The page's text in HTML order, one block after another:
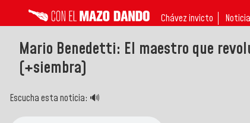
Chávez invicto
Mario Benedetti: El maestro que
(+siembra)
Escucha esta noticia: 🔊